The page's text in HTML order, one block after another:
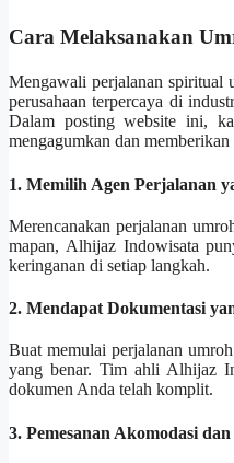
Cara Melaksanakan
Mengawali perjalanan spiritual
perusahaan terpercaya di
Dalam posting website ini,
mengagumkan dan
1. Memilih Agen Perjalanan
Merencanakan perjalanan
mapan, Alhijaz Indowisata
keringanan di setiap langkah.
2. Mendapat Dokumentasi
Buat memulai perjalanan
yang benar. Tim ahli Alhijaz
dokumen Anda telah komplit.
3. Pemesanan Akomodasi